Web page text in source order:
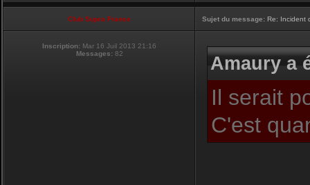
Club Supra France Sujet du message: Re: Incident
Inscription: Mar 16 Juil 2013 21:16
Messages:82 Amaury a
Il serait
C'est